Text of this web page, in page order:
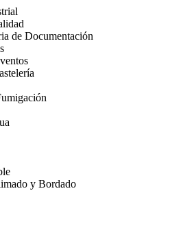
de Documentación
y Bordado